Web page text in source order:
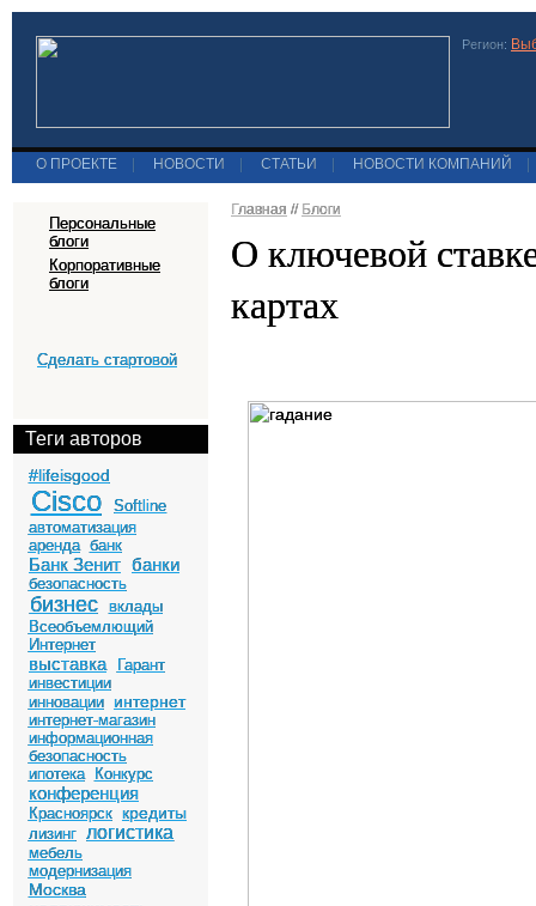
Регион:
О ПРОЕКТЕ НОВОСТИ СТАТЬИ НОВОСТИ КОМПАНИЙ
Персональные
блоги
Корпоративные
блоги
Сделать стартовой
Теги авторов
#lifeisgood
Cisco
Softline
автоматизация
аренда банк
Банк Зенит банки
безопасность
бизнес
вклады
Всеобъемлющий
Интернет
выставка
Гарант
инвестиции
инновации
интернет
интернет-магазин
информационная
безопасность
ипотека
Конкурс
конференция
Красноярск кредиты
лизинг логистика
мебель
модернизация
Москва
Главная // Блоги
О ключевой
картах